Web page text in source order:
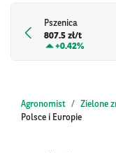
Pszenica
807.5 zł/t
+0.42%
Agronomist Zielone
Polsce i Europie